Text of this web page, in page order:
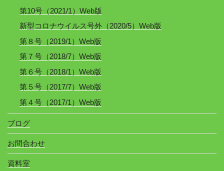
第10号（2021/1）Web版
新型コロナウイルス号外（2020/5）Web版
第８号（2019/1）Web版
第７号（2018/7）Web版
第６号（2018/1）Web版
第５号（2017/7）Web版
第４号（2017/1）Web版
ブログ
お問合わせ
資料室